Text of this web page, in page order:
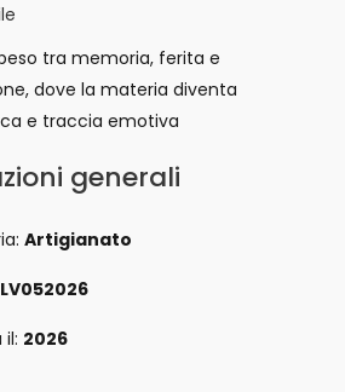
tra memoria, ferita e
dove la materia diventa
e traccia emotiva
generali
Artigianato
LV052026
il: 2026